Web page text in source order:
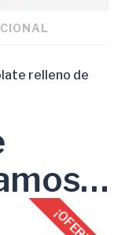
relleno de